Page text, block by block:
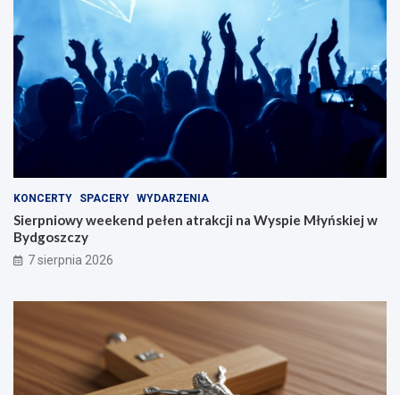
KONCERTY SPACERY WYDARZENIA
Sierpniowy weekend pełen atrakcji na Wyspie Młyńskiej w
Bydgoszczy
7 sierpnia 2026